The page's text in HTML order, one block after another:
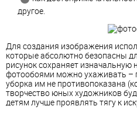
другое.
Для создания изображения
которые абсолютно безопасны
рисунок сохраняет изначальную
фотообоями можно ухаживать –
уборка им не противопоказана
творчество юных художников
детям лучше проявлять тягу к